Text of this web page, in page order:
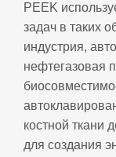
PEEK
задач в таких
индустрия,
нефтегазовая
костной ткани
для создания